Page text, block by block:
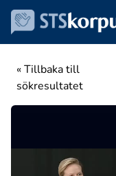
« Tillbaka till
sökresultatet